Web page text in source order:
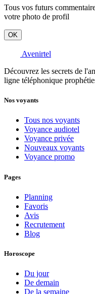
Tous vos futurs
votre photo de profil
OK
Avenirtel
Découvrez les secrets de
ligne téléphonique
Nos voyants
Tous nos voyants
Voyance audiotel
Voyance privée
Nouveaux voyants
Voyance promo
Pages
Planning
Favoris
Avis
Recrutement
Blog
Horoscope
Du jour
De demain
De la semaine